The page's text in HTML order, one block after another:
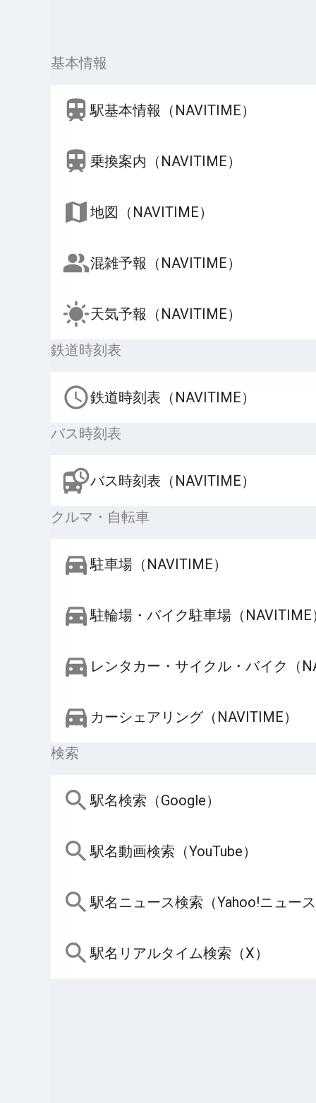
基本情報
駅基本情報（NAVITIME）
乗換案内（NAVITIME）
地図（NAVITIME）
混雑予報（NAVITIME）
天気予報（NAVITIME）
鉄道時刻表
鉄道時刻表（NAVITIME）
バス時刻表
バス時刻表（NAVITIME）
クルマ・自転車
駐車場（NAVITIME）
駐輪場・バイク駐車場（NAVITIME
レンタカー・サイクル・バイク（
カーシェアリング（NAVITIME）
検索
駅名検索（Google）
駅名動画検索（YouTube）
駅名ニュース検索（Yahoo!ニュー
駅名リアルタイム検索（X）